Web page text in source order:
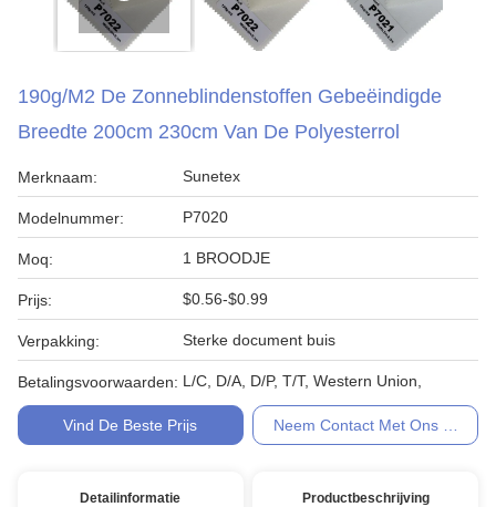
190g/M2 De Zonneblindenstoffen Gebeëindigde
Breedte 200cm 230cm Van De Polyesterrol
Merknaam: Sunetex
Modelnummer: P7020
Moq: 1 BROODJE
Prijs: $0.56-$0.99
Verpakking: Sterke document buis
Betalingsvoorwaarden: L/C, D/A, D/P, T/T, Western Union,
Vind De Beste Prijs Neem Contact Met Ons Op
Detailinformatie Productbeschrijving